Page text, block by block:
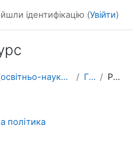
ідентифікацію (Увійти)
ОК третього (освітньо-наукового) рівня вищої освіти ГТМП Резюме
політика